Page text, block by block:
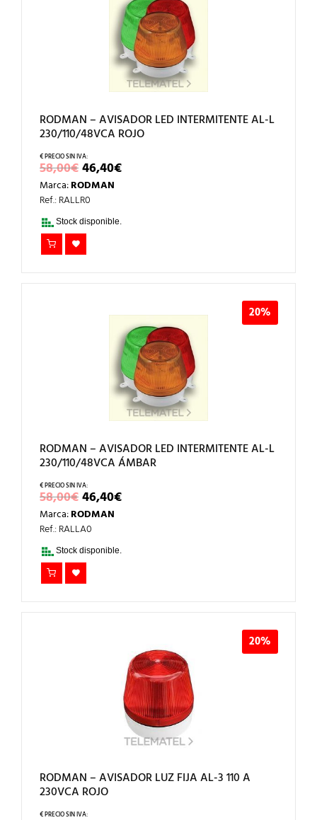
RODMAN – AVISADOR LED INTERMITENTE AL-L
230/110/48VCA ROJO
58,00€EL
PRECIO
ORIGINAL
ERA:
58,00€.
46,40€EL
PRECIO
Marca:RODMAN
Ref.: RALLR0
Stock disponible.
20%
RODMAN – AVISADOR LED INTERMITENTE AL-L
230/110/48VCA ÁMBAR
58,00€EL
PRECIO
ORIGINAL
ERA:
58,00€.
46,40€EL
PRECIO
Marca:RODMAN
Ref.: RALLA0
Stock disponible.
20%
RODMAN – AVISADOR LUZ FIJA AL-3 110 A
230VCA ROJO